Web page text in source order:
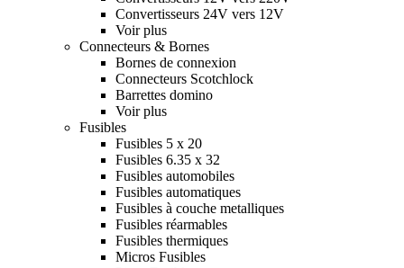
Convertisseurs 24V vers 12V
Voir plus
Connecteurs & Bornes
Bornes de connexion
Connecteurs Scotchlock
Barrettes domino
Voir plus
Fusibles
Fusibles 5 x 20
Fusibles 6.35 x 32
Fusibles automobiles
Fusibles automatiques
Fusibles à couche metalliques
Fusibles réarmables
Fusibles thermiques
Micros Fusibles